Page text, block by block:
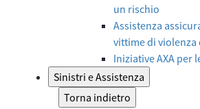
un rischio
Assistenza
vittime di violenza
Iniziative AXA per
Sinistri e Assistenza
Torna indietro